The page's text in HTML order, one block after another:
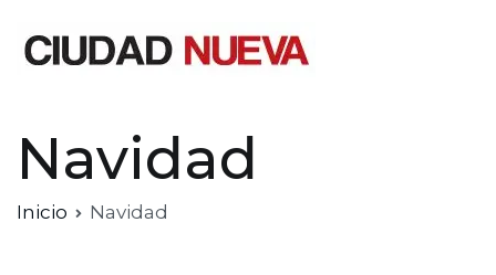
Navidad
Inicio Navidad